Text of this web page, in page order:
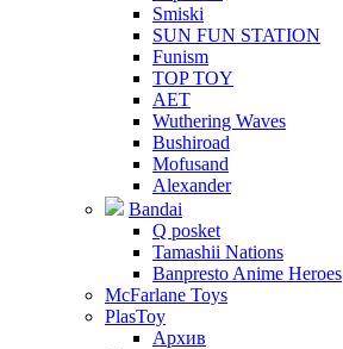
Smiski
SUN FUN STATION
Funism
TOP TOY
AET
Wuthering Waves
Bushiroad
Mofusand
Alexander
Bandai
Q posket
Tamashii Nations
Banpresto Anime Heroes
McFarlane Toys
PlasToy
Архив